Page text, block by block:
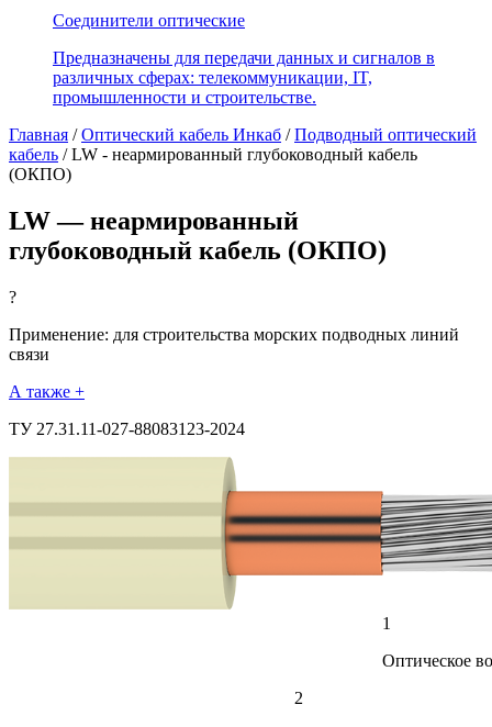
Соединители оптические
Предназначены для передачи данных и сигналов в
различных сферах: телекоммуникации, IT,
промышленности и строительстве.
Главная / Оптический кабель Инкаб / Подводный оптический
кабель / LW - неармированный глубоководный кабель
(ОКПО)
LW — неармированный
глубоководный кабель (ОКПО)
?
Применение: для строительства морских подводных линий
связи
А также +
ТУ 27.31.11-027-88083123-2024
1
Оптическое
2